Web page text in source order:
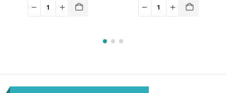
ден.
was:
480.00 ден.
was:
360.00 ден.